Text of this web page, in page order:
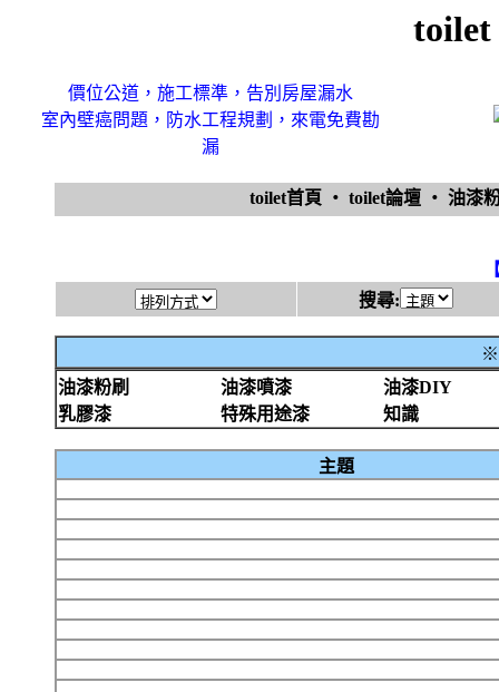
toilet
價位公道，施工標準，告別房屋漏水
室內壁癌問題，防水工程規劃，來電免費勘
漏
toilet首頁 ‧ toilet論壇 ‧ 油漆
搜尋:
※
油漆粉刷
油漆噴漆
油漆DIY
乳膠漆
特殊用途漆 知識
主題